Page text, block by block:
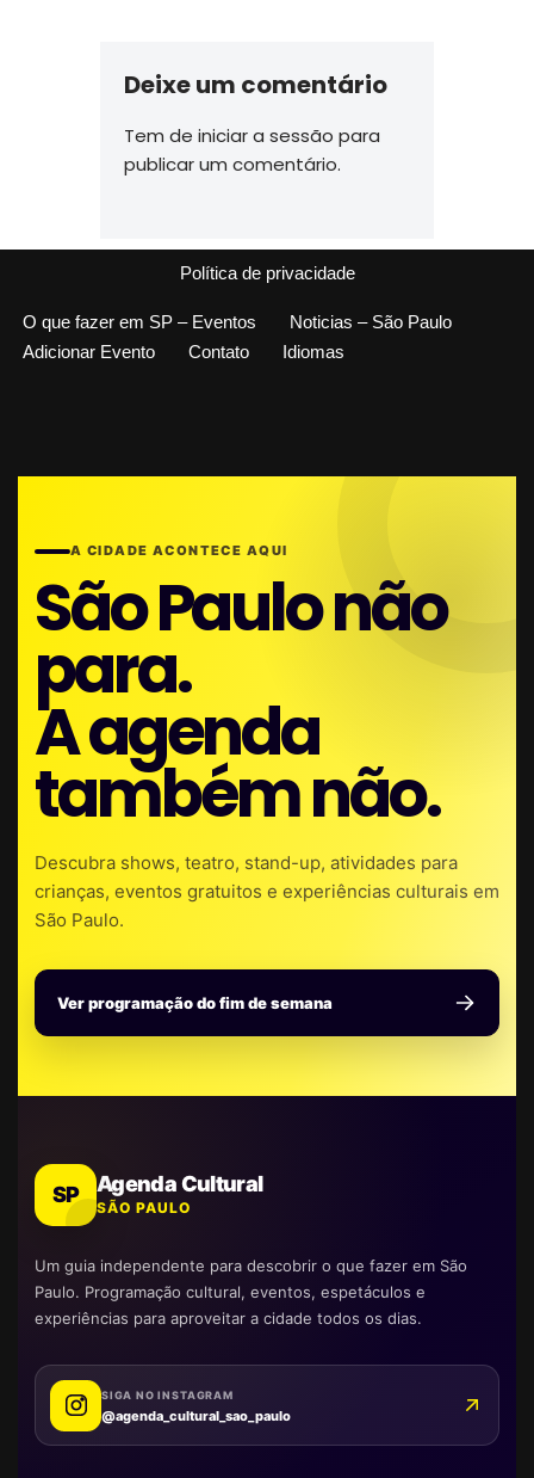
Deixe um comentário
Tem de iniciar a sessão para
publicar um comentário.
Política de privacidade
O que fazer em SP – Eventos
Noticias – São Paulo
Adicionar Evento
Contato Idiomas
A CIDADE ACONTECE AQUI
São Paulo não
para.
A agenda
também não.
Descubra shows, teatro, stand-up, atividades para
crianças, eventos gratuitos e experiências culturais em
São Paulo.
Ver programação do fim de semana
SP Agenda Cultural
SÃO PAULO
Um guia independente para descobrir o que fazer em São
Paulo. Programação cultural, eventos, espetáculos e
experiências para aproveitar a cidade todos os dias.
SIGA NO INSTAGRAM
@agenda_cultural_sao_paulo